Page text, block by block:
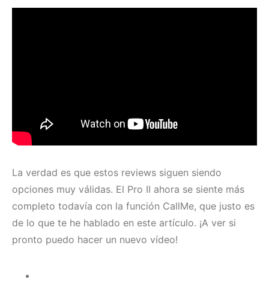
La verdad es que estos reviews siguen siendo
opciones muy válidas. El Pro II ahora se siente más
completo todavía con la función CallMe, que justo es
de lo que te he hablado en este artículo. ¡A ver si
pronto puedo hacer un nuevo vídeo!